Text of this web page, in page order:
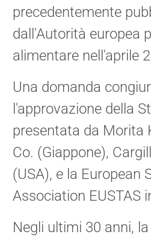
precedentemente
dall'Autorità europea
alimentare nell'aprile
Una domanda
l'approvazione della
presentata da Morita
Co. (Giappone),
(USA), e la European
Association EUSTAS
Negli ultimi 30 anni,